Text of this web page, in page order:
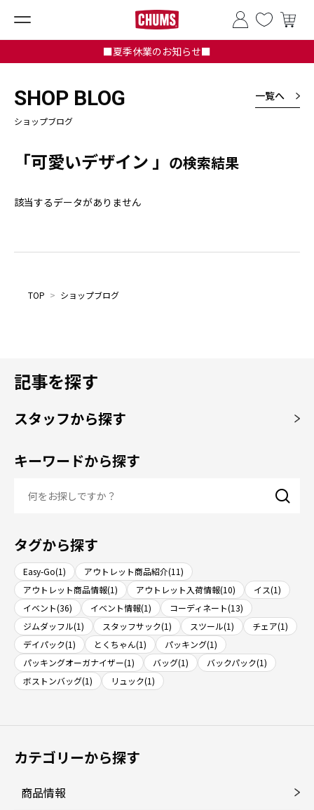
■夏季休業のお知らせ■
SHOP BLOG
ショップブログ
一覧へ
「可愛いデザイン 」 の検索結果
該当するデータがありません
TOP > ショップブログ
記事を探す
スタッフから探す
キーワードから探す
タグから探す
Easy-Go(1)
アウトレット商品紹介(11)
アウトレット商品情報(1)
アウトレット入荷情報(10)
イス(1)
イベント(36)
イベント情報(1)
コーディネート(13)
ジムダッフル(1)
スタッフサック(1) スツール(1)
チェア(1)
デイパック(1)
とくちゃん(1)
パッキング(1)
パッキングオーガナイザー(1)
バッグ(1)
バックパック(1)
ボストンバッグ(1)
リュック(1)
カテゴリーから探す
商品情報